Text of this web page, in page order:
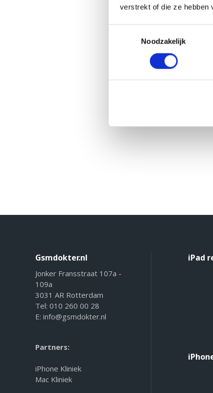
verstrekt of die ze hebben
Noodzakelijk
Gsmdokter.nl
Jonker Fransstraat 107a -
109a
3031 AR Rotterdam
Tel: 010 260 00 28
E: info@gsmdokter.nl
Partners:
iPhone Kliniek
Mac Kliniek
iPad